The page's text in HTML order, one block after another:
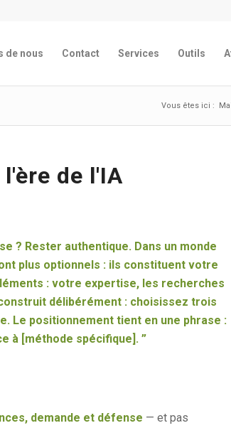
de nous Contact Services Outils
Vous êtes ici :
de l'IA
? Rester authentique. Dans un monde
plus optionnels : ils constituent votre
: votre expertise, les recherches
délibérément : choisissez trois
Le positionnement tient en une phrase :
à [méthode spécifique]. ”
demande et défense — et pas